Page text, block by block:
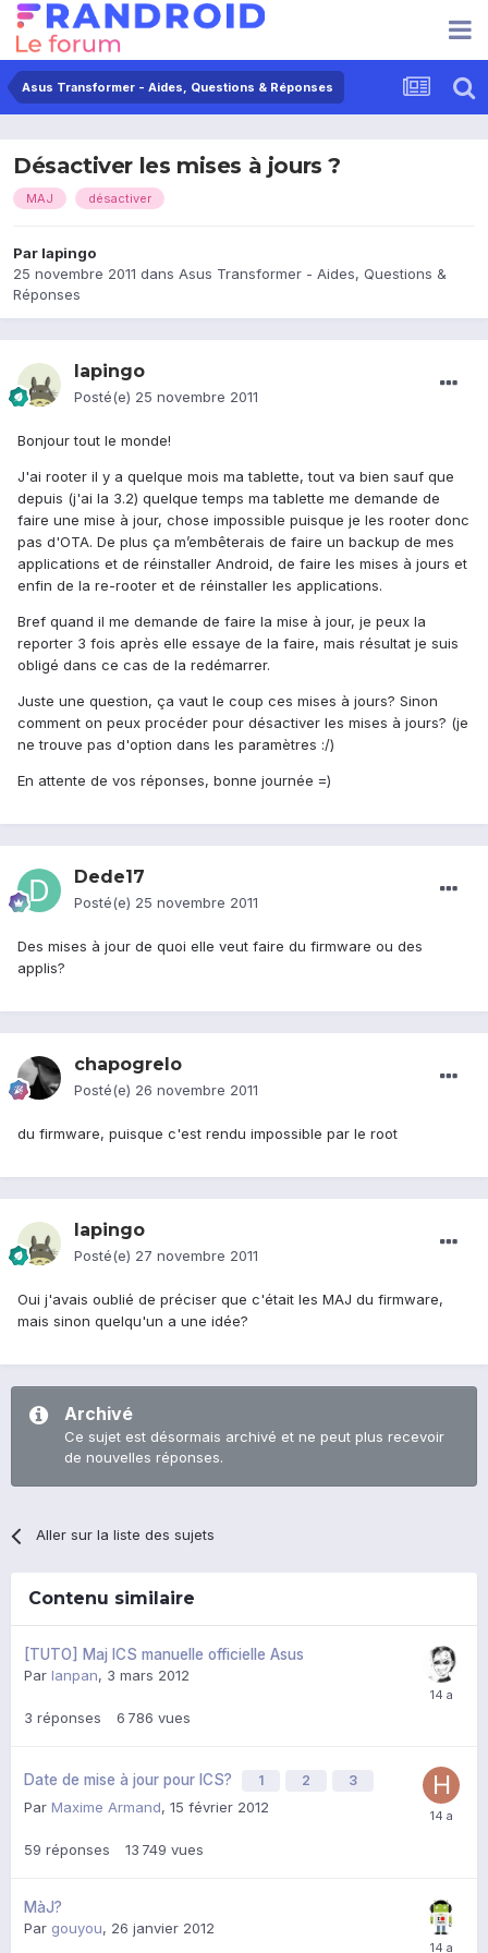
Asus Transformer - Aides, Questions & Réponses
Désactiver les mises à jours ?
MAJ désactiver
Par lapingo
25 novembre 2011 dans Asus Transformer - Aides, Questions &
Réponses
lapingo
Posté(e) 25 novembre 2011
Bonjour tout le monde!
J'ai rooter il y a quelque mois ma tablette, tout va bien sauf que
depuis (j'ai la 3.2) quelque temps ma tablette me demande de
faire une mise à jour, chose impossible puisque je les rooter donc
pas d'OTA. De plus ça m’embêterais de faire un backup de mes
applications et de réinstaller Android, de faire les mises à jours et
enfin de la re-rooter et de réinstaller les applications.
Bref quand il me demande de faire la mise à jour, je peux la
reporter 3 fois après elle essaye de la faire, mais résultat je suis
obligé dans ce cas de la redémarrer.
Juste une question, ça vaut le coup ces mises à jours? Sinon
comment on peux procéder pour désactiver les mises à jours? (je
ne trouve pas d'option dans les paramètres :/)
En attente de vos réponses, bonne journée =)
Dede17
Posté(e) 25 novembre 2011
Des mises à jour de quoi elle veut faire du firmware ou des
applis?
chapogrelo
Posté(e) 26 novembre 2011
du firmware, puisque c'est rendu impossible par le root
lapingo
Posté(e) 27 novembre 2011
Oui j'avais oublié de préciser que c'était les MAJ du firmware,
mais sinon quelqu'un a une idée?
Archivé
Ce sujet est désormais archivé et ne peut plus recevoir
de nouvelles réponses.
Aller sur la liste des sujets
Contenu similaire
[TUTO] Maj ICS manuelle officielle Asus
Par lanpan, 3 mars 2012
3 réponses 6 786 vues
Date de mise à jour pour ICS? 1 2 3
Par Maxime Armand, 15 février 2012
59 réponses 13 749 vues
MàJ?
Par gouyou, 26 janvier 2012